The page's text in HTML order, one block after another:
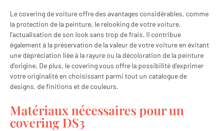
Le covering de voiture offre des avantages considérables, comme
la protection de la peinture, le relooking de votre voiture,
l’actualisation de son look sans trop de frais. Il contribue
également à la préservation de la valeur de votre voiture en évitant
une dépréciation liée à la rayure ou la décoloration de la peinture
d’origine. De plus, le covering vous offre la possibilité d’exprimer
votre originalité en choisissant parmi tout un catalogue de
designs, de finitions et de couleurs.
Matériaux nécessaires pour un
covering DS3